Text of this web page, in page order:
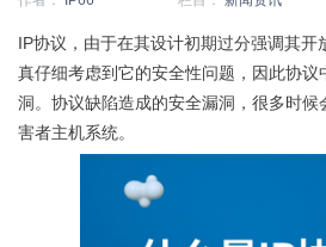
IP协议，由于在其设计初期过分强调其开
真仔细考虑到它的安全性问题，因此协议
洞。协议缺陷造成的安全漏洞，很多时候
害者主机系统。